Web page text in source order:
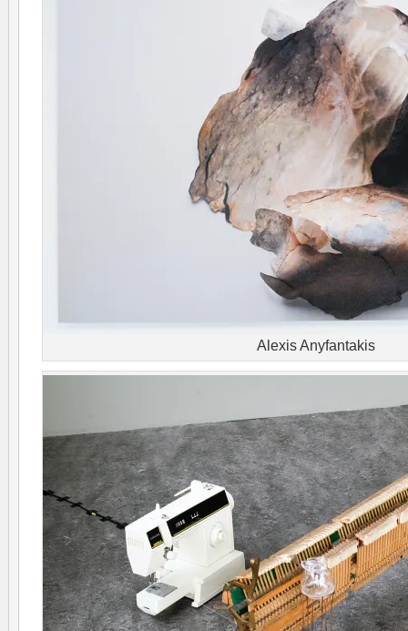
Alexis Anyfantakis